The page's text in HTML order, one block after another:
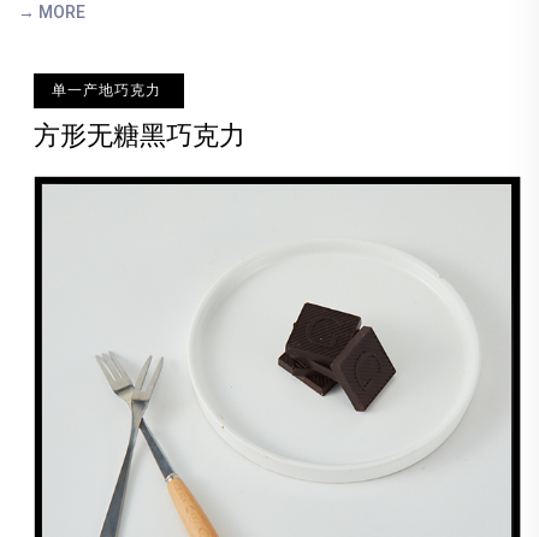
→ MORE
单一产地巧克力
方形无糖黑巧克力